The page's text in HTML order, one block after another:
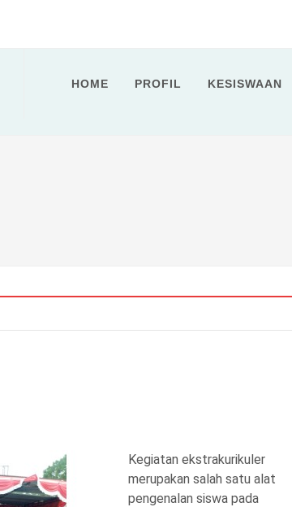
HOME PROFIL KESISWAAN
Kegiatan ekstrakurikuler
merupakan salah satu alat
pengenalan siswa pada